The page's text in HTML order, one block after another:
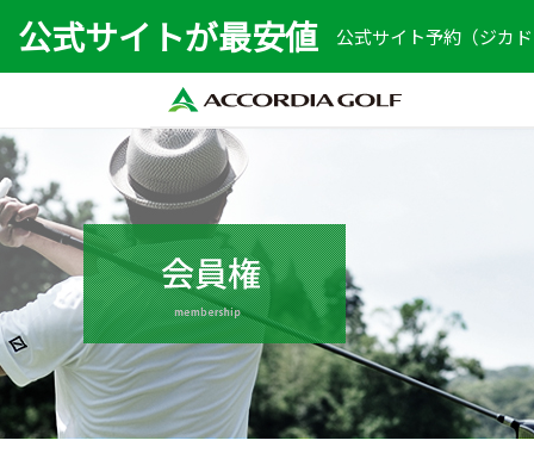
公式サイトが最安値 公式サイト予約（ジカ